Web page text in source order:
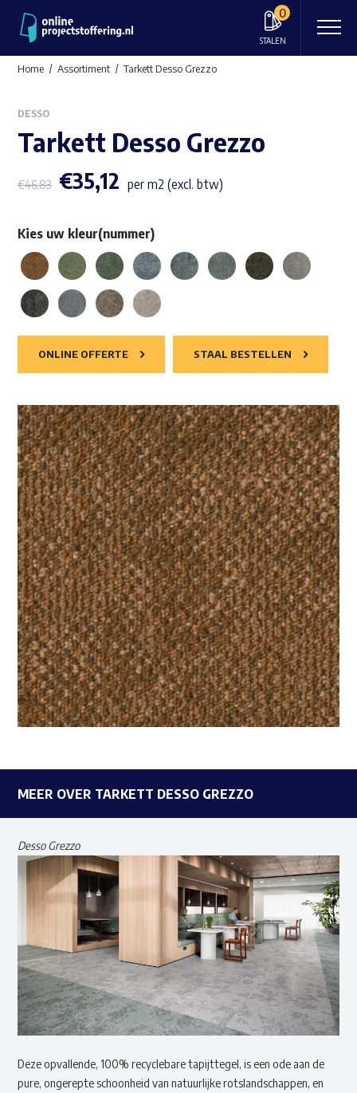
0
STALEN
Home Assortiment Tarkett Desso Grezzo
DESSO
Tarkett Desso Grezzo
€46,83 €35,12 per m2 (excl. btw)
Kies uw kleur(nummer)
ONLINE OFFERTE STAAL BESTELLEN
MEER OVER TARKETT DESSO GREZZO
Desso Grezzo
Deze opvallende, 100% recyclebare tapijttegel, is een ode aan de
pure, ongerepte schoonheid van natuurlijke rotslandschappen, en